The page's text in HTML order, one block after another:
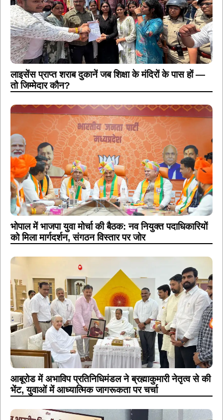
लाइसेंस प्राप्त शराब दुकानें जब शिक्षा के मंदिरों के पास हों —
तो जिम्मेदार कौन?
भोपाल में भाजपा युवा मोर्चा की बैठक: नव नियुक्त पदाधिकारियों
को मिला मार्गदर्शन, संगठन विस्तार पर जोर
आबूरोड में अभाविप प्रतिनिधिमंडल ने ब्रह्माकुमारी नेतृत्व से की
भेंट, युवाओं में आध्यात्मिक जागरूकता पर चर्चा